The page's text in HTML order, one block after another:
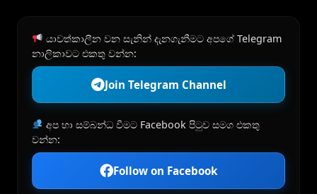
යාවත්කාලීන වන සැනින් දැනගැනීමට අපගේ Telegram
නාලිකාවට එකතු වන්න:
Join Telegram Channel
අප හා සම්බන්ධ වීමට Facebook පිටුව සමග එකතු
වන්න:
Follow on Facebook